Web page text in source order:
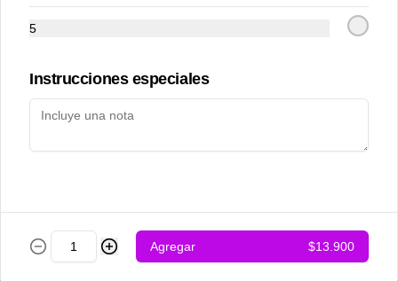
Achari chicken
$12.500 $12.500
5
Instrucciones especiales
Agregar $13.900